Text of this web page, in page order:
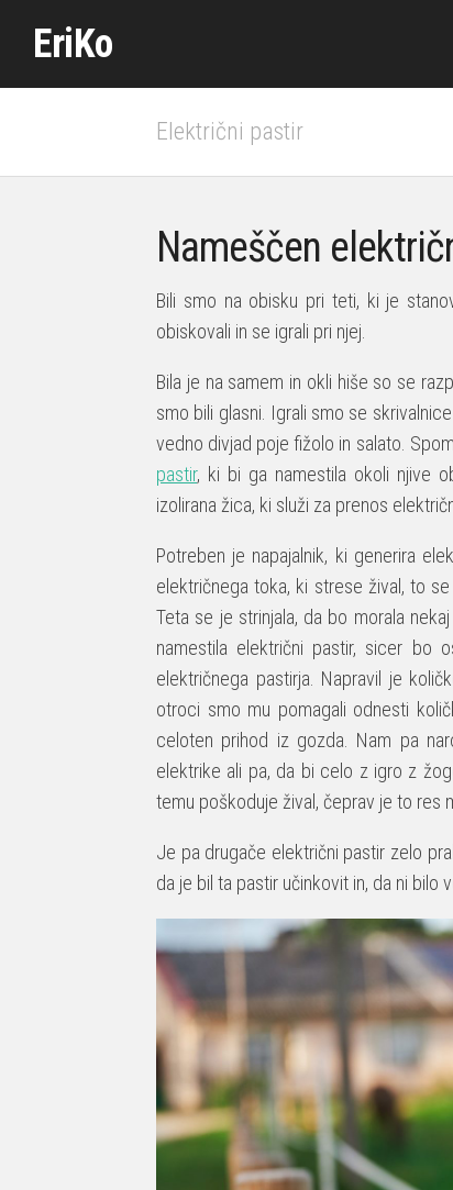
contentEriKo
Električni pastir
Nameščen
Bili smo na obisku pri teti, ki je
obiskovali in se igrali pri njej.
Bila je na samem in okli hiše so se
smo bili glasni. Igrali smo se
vedno divjad poje fižolo in salato.
pastir, ki bi ga namestila okoli njive
izolirana žica, ki služi za prenos
Potreben je napajalnik, ki generira
električnega toka, ki strese žival, to
Teta se je strinjala, da bo morala
namestila električni pastir, sicer bo
električnega pastirja. Napravil je
otroci smo mu pomagali odnesti
celoten prihod iz gozda. Nam pa
elektrike ali pa, da bi celo z igro z
temu poškoduje žival, čeprav je to res
Je pa drugače električni pastir zelo
da je bil ta pastir učinkovit in, da ni bilo